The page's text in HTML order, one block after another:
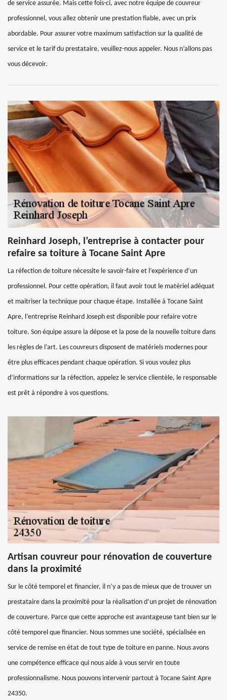
de service assurée. Mais cette fois-ci, avec notre équipe de couvreur
professionnel, vous allez obtenir une prestation fiable, avec un prix
abordable. Pour assurer votre maximum satisfaction sur la qualité de
service et le tarif du prestataire, veuillez-nous appeler. Nous n’allons pas
vous décevoir.
Reinhard Joseph, l’entreprise à contacter pour
refaire sa toiture à Tocane Saint Apre
La réfection de toiture nécessite le savoir-faire et l’expérience d’un
professionnel. Pour cette opération, il faut avoir tout le matériel adéquat
et maitriser la technique pour chaque étape. Installée à Tocane Saint
Apre, l’entreprise Reinhard Joseph est disponible pour refaire votre
toiture. Son équipe assure la dépose et la pose de la nouvelle toiture dans
les règles de l’art. Les couvreurs disposent de matériels modernes pour
être plus efficaces pendant chaque opération. Si vous voulez plus
d’informations sur la réfection, appelez le service clientèle, le responsable
est prêt à répondre à vos questions.
Artisan couvreur pour rénovation de couverture
dans la proximité
Sur le côté temporel et financier, il n’y a pas de mieux que de trouver un
prestataire dans la proximité pour la réalisation d’un projet de rénovation
de couverture. Parce que cette approche est avantageuse tant bien sur le
côté temporel que financier. Nous sommes une société, spécialisée en
service de remise en état de tout type de toiture en panne. Nous avons
une compétence efficace qui nous aide à vous servir en toute
professionnalisme. Nous pouvons intervenir partout à Tocane Saint Apre
24350.